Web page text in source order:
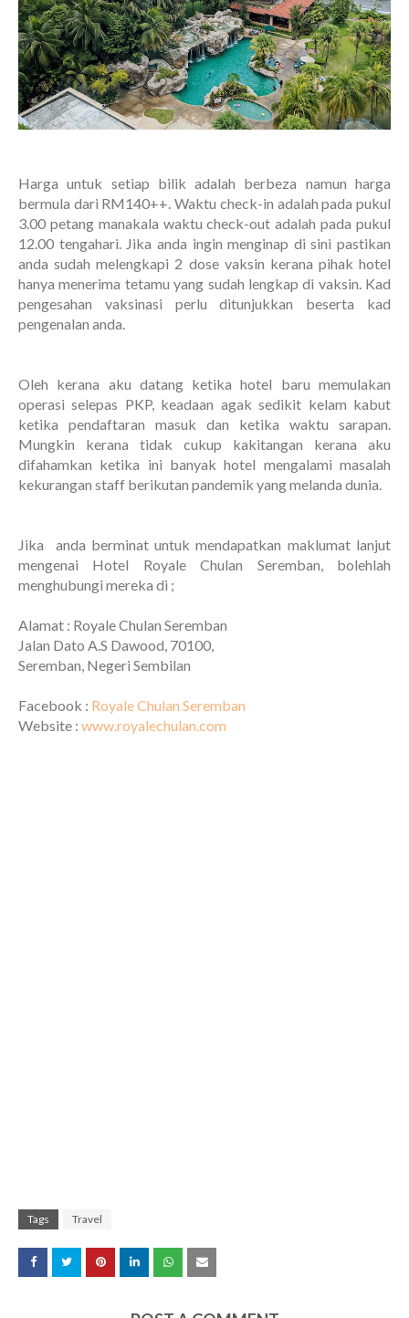
Harga untuk setiap bilik adalah berbeza namun harga
bermula dari RM140++. Waktu check-in adalah pada pukul
3.00 petang manakala waktu check-out adalah pada pukul
12.00 tengahari. Jika anda ingin menginap di sini pastikan
anda sudah melengkapi 2 dose vaksin kerana pihak hotel
hanya menerima tetamu yang sudah lengkap di vaksin. Kad
pengesahan vaksinasi perlu ditunjukkan beserta kad
pengenalan anda.
Oleh kerana aku datang ketika hotel baru memulakan
operasi selepas PKP, keadaan agak sedikit kelam kabut
ketika pendaftaran masuk dan ketika waktu sarapan.
Mungkin kerana tidak cukup kakitangan kerana aku
difahamkan ketika ini banyak hotel mengalami masalah
kekurangan staff berikutan pandemik yang melanda dunia.
Jika anda berminat untuk mendapatkan maklumat lanjut
mengenai Hotel Royale Chulan Seremban, bolehlah
menghubungi mereka di ;
Alamat : Royale Chulan Seremban
Jalan Dato A.S Dawood, 70100,
Seremban, Negeri Sembilan
Facebook : Royale Chulan Seremban
Website : www.royalechulan.com
Tags Travel